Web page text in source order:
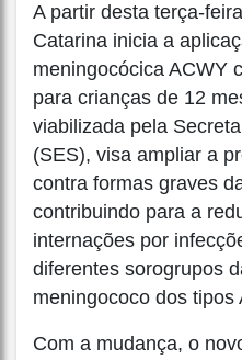
A partir desta terça-
Catarina inicia a
meningocócica ACWY
para crianças de 12
viabilizada pela
(SES), visa ampliar a
contra formas graves
contribuindo para a
internações por
diferentes sorogrupos
meningococo dos tipos
Com a mudança, o